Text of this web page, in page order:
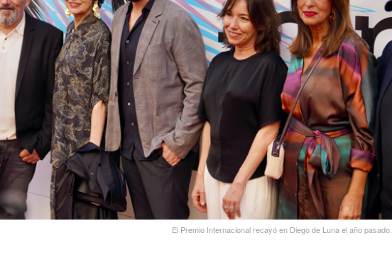
El Premio Internacional recayó en Diego de Luna el año pasado.